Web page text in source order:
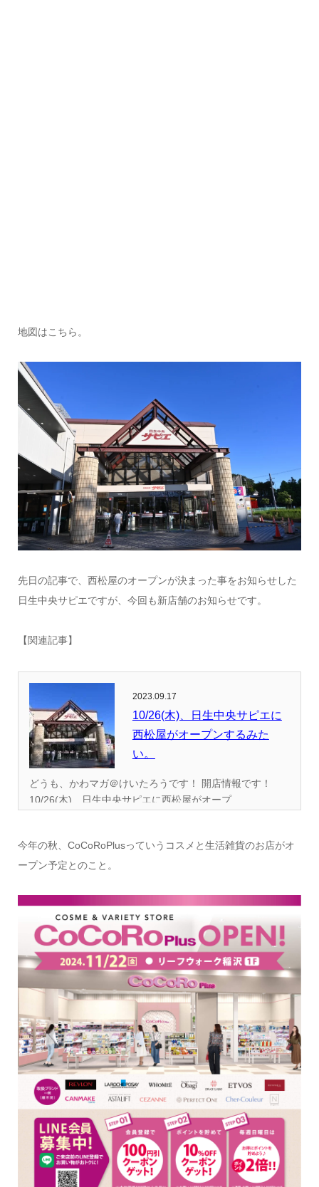
地図はこちら。
先日の記事で、西松屋のオープンが決まった事をお知らせした
日生中央サピエですが、今回も新店舗のお知らせです。
【関連記事】
2023.09.17
10/26(木)、日生中央サピエに
西松屋がオープンするみた
い。
どうも、かわマガ＠けいたろうです！ 開店情報です！
10/26(木)、日生中央サピエに西松屋がオープ...
今年の秋、CoCoRoPlusっていうコスメと生活雑貨のお店がオ
ープン予定とのこと。